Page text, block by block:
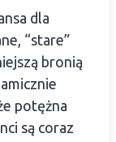
dla
“stare”
bronią
potężna
są coraz